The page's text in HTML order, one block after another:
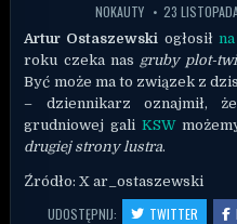
NOKAUTY 23
Artur Ostaszewski ogłosił
roku czeka nas gruby plot-
Być może ma to związek z
– dziennikarz oznajmił,
grudniowej gali KSW
drugiej strony lustra.
Źródło: Xar_ostaszewski
UDOSTĘPNIJ: TWITTER